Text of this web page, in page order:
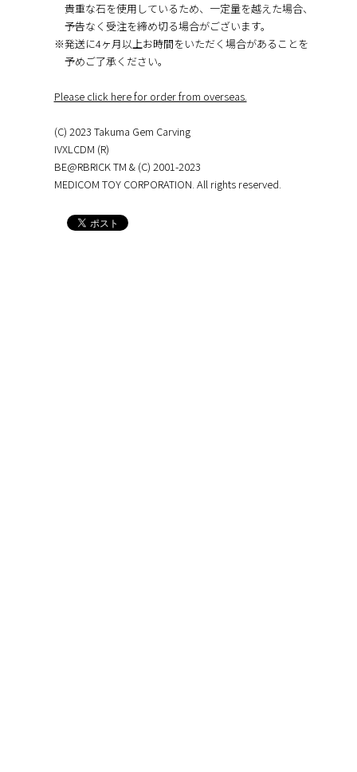
貴重な石を使用しているため、一定量を越えた場合、
予告なく受注を締め切る場合がございます。
※発送に4ヶ月以上お時間をいただく場合があることを
予めご了承ください。
Please click here for order from overseas.
(C) 2023 Takuma Gem Carving
IVXLCDM (R)
BE@RBRICK TM & (C) 2001-2023
MEDICOM TOY CORPORATION. All rights reserved.